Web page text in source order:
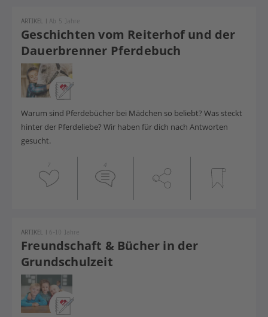
Geschichten vom Reiterhof und der
Dauerbrenner Pferdebuch
ARTIKEL | Ab 5 Jahre
Warum sind Pferdebücher bei Mädchen so beliebt? Was steckt
hinter der Pferdeliebe? Wir haben für dich nach Antworten
gesucht.
7 4
Freundschaft & Bücher in der
Grundschulzeit
ARTIKEL | 6-10 Jahre